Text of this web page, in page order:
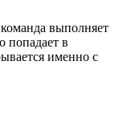
выполняет
попадает в
именно с